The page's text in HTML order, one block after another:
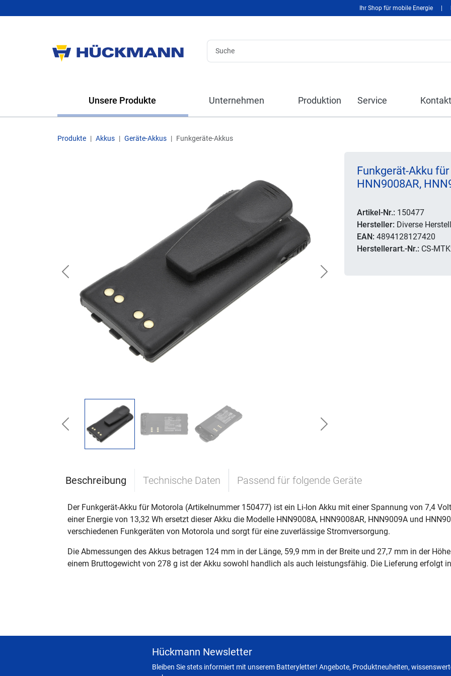
Ihr Shop für mobile Energie
Unsere Produkte Unternehmen Produktion Service Kontakt
Produkte Akkus Geräte-Akkus Funkgeräte-Akkus
Previous Next
Previous Next
Funkgerät-Akku
HNN9008AR,
Artikel-Nr.: 150477
Hersteller: Diverse
EAN: 4894128127420
Herstellerart.-Nr.: CS-
Beschreibung Technische Daten Passend für folgende Geräte
Der Funkgerät-Akku für Motorola (Artikelnummer 150477) ist ein Li-Ion Akku mit einer Spannung von 7,4
einer Energie von 13,32 Wh ersetzt dieser Akku die Modelle HNN9008A, HNN9008AR, HNN9009A und
verschiedenen Funkgeräten von Motorola und sorgt für eine zuverlässige Stromversorgung.
Die Abmessungen des Akkus betragen 124 mm in der Länge, 59,9 mm in der Breite und 27,7 mm in der
einem Bruttogewicht von 278 g ist der Akku sowohl handlich als auch leistungsfähig. Die Lieferung erfolgt
Hückmann Newsletter
Bleiben Sie stets informiert mit unserem Batteryletter! Angebote, Produktneuheiten,